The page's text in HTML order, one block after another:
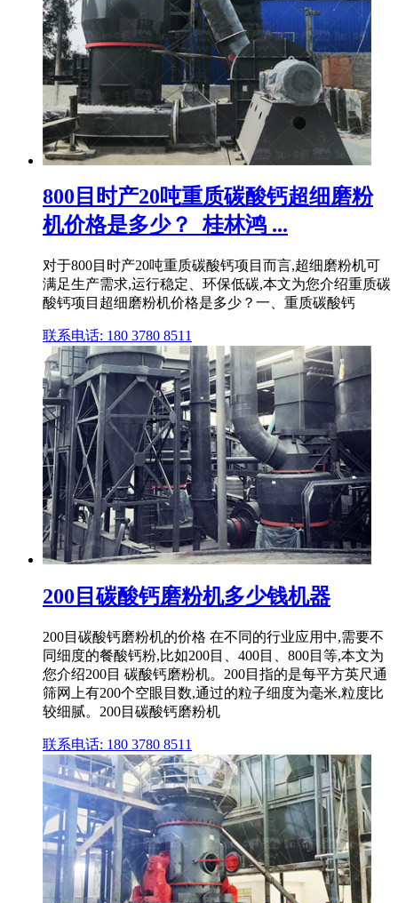
800目时产20吨重质碳酸钙超细磨粉
机价格是多少？_桂林鸿 ...
对于800目时产20吨重质碳酸钙项目而言,超细磨粉机可
满足生产需求,运行稳定、环保低碳,本文为您介绍重质碳
酸钙项目超细磨粉机价格是多少？一、重质碳酸钙
联系电话: 180 3780 8511
200目碳酸钙磨粉机多少钱机器
200目碳酸钙磨粉机的价格 在不同的行业应用中,需要不
同细度的餐酸钙粉,比如200目、400目、800目等,本文为
您介绍200目 碳酸钙磨粉机。200目指的是每平方英尺通
筛网上有200个空眼目数,通过的粒子细度为毫米,粒度比
较细腻。200目碳酸钙磨粉机
联系电话: 180 3780 8511